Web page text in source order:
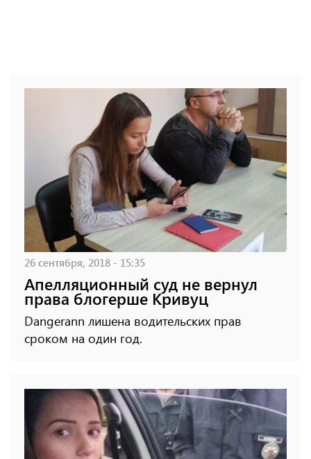
26 сентября, 2018 - 15:35
Апелляционный суд не вернул
права блогерше Кривуц
Dangerann лишена водительских прав
сроком на один год.